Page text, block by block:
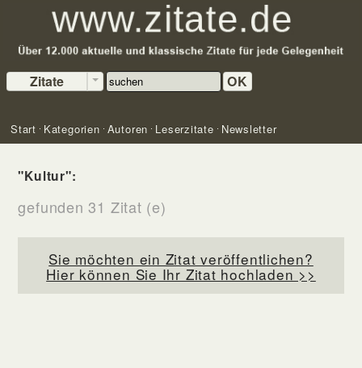
Zitate OK
Start Kategorien Autoren Leserzitate Newsletter
"Kultur":
gefunden 31 Zitat (e)
Sie möchten ein Zitat veröffentlichen?
Hier können Sie Ihr Zitat hochladen >>